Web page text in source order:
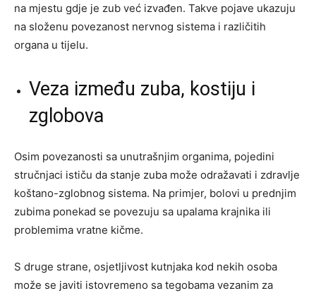
na mjestu gdje je zub već izvađen. Takve pojave ukazuju
na složenu povezanost nervnog sistema i različitih
organa u tijelu.
Veza između zuba, kostiju i
zglobova
Osim povezanosti sa unutrašnjim organima, pojedini
stručnjaci ističu da stanje zuba može odražavati i zdravlje
koštano-zglobnog sistema. Na primjer, bolovi u prednjim
zubima ponekad se povezuju sa upalama krajnika ili
problemima vratne kičme.
S druge strane, osjetljivost kutnjaka kod nekih osoba
može se javiti istovremeno sa tegobama vezanim za